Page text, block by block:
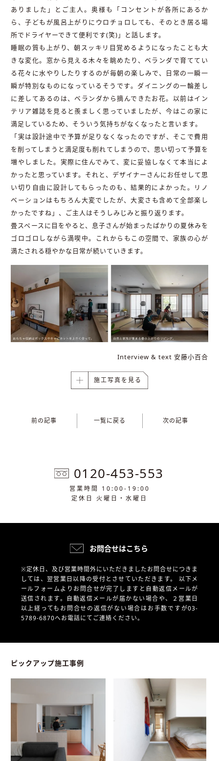
ありました」とご主人。奥様も「コンセントが各所にあるか
ら、子どもが風呂上がりにウロチョロしても、そのとき居る場
所でドライヤーできて便利です(笑)」と話します。
睡眠の質も上がり、朝スッキリ目覚めるようになったことも大
きな変化。窓から見える木々を眺めたり、ベランダで育ててい
る花々に水やりしたりするのが毎朝の楽しみで、日常の一瞬一
瞬が特別なものになっているそうです。ダイニングの一輪差し
に差してあるのは、ベランダから摘んできたお花。以前はイン
テリア雑誌を見ると羨ましく思っていましたが、今はこの家に
満足しているため、そういう気持ちがなくなったと言います。
「実は設計途中で予算が足りなくなったのですが、そこで費用
を削ってしまうと満足度も削れてしまうので、思い切って予算を
増やしました。実際に住んでみて、変に妥協しなくて本当によ
かったと思っています。それと、デザイナーさんにお任せして思
い切り自由に設計してもらったのも、結果的によかった。リノ
ベーションはもちろん大変でしたが、大変さも含めて全部楽し
かったですね」、ご主人はそうしみじみと振り返ります。
畳スペースに目をやると、息子さんが始まったばかりの夏休みを
ゴロゴロしながら満喫中。これからもこの空間で、家族の心が
満たされる穏やかな日常が続いていきます。
Interview & text 安藤小百合
施工写真を見る
前の記事 一覧に戻る 次の記事
0120-453-553
営業時間 10:00-19:00
定休日 火曜日・水曜日
お問合せはこちら
※定休日、及び営業時間外にいただきましたお問合せにつきま
しては、翌営業日以降の受付とさせていただきます。 以下メ
ールフォームよりお問合せが完了しますと自動返信メールが
送信されます。自動返信メールが届かない場合や、
２営業日
以上経ってもお問合せの返信がない場合はお手数ですが03-
5789-6870へお電話にてご連絡ください。
ピックアップ施工事例